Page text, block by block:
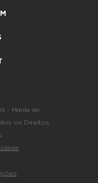
- Mania de
os Direitos